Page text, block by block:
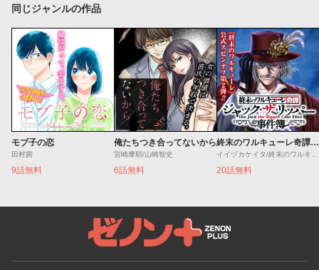
同じジャンルの作品
モブ子の恋
田村茜
9話無料
俺たちつき合ってないから
宮崎摩耶/山崎智史
6話無料
終末のワルキューレ奇譚 ジャック・ザ・リッパーの事件簿
イイヅカケイタ/終末のワルキューレ
20話無料
ゼノンプラス